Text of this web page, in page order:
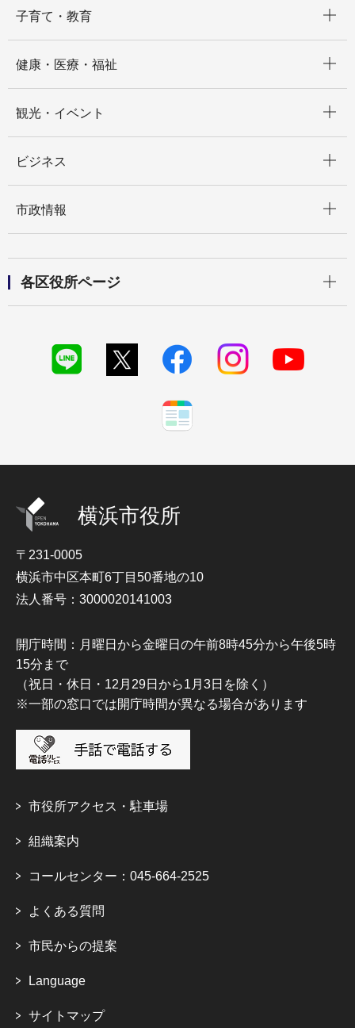
子育て・教育
健康・医療・福祉
観光・イベント
ビジネス
市政情報
各区役所ページ
横浜市役所
〒231-0005
横浜市中区本町6丁目50番地の10
法人番号：3000020141003
開庁時間：月曜日から金曜日の午前8時45分から午後5時
15分まで
（祝日・休日・12月29日から1月3日を除く）
※一部の窓口では開庁時間が異なる場合があります
市役所アクセス・駐車場
組織案内
コールセンター：045-664-2525
よくある質問
市民からの提案
Language
サイトマップ